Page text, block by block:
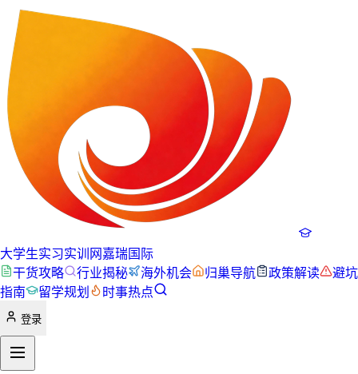
大学生实习实训网嘉瑞国际
干货攻略
行业揭秘 海外机会 归巢导航 政策解读
避坑
指南
留学规划 时事热点
登录